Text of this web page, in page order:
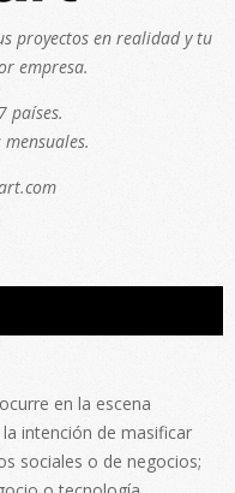
proyectos en realidad y tu
empresa.
países.
en la escena
intención de masificar
sociales o de negocios;